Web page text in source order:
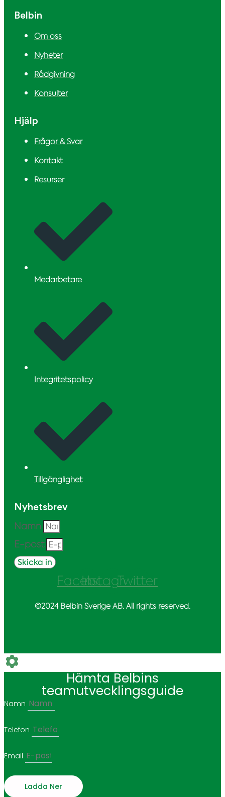
Belbin
Om oss
Nyheter
Rådgivning
Konsulter
Hjälp
Frågor & Svar
Kontakt
Resurser
Medarbetare
Integritetspolicy
Tillgänglighet
Nyhetsbrev
Namn
E-post
Skicka in
Facebook
Instagram
Twitter
©2024 Belbin Sverige AB. All rights reserved.
Hämta Belbins
teamutvecklingsguide
Namn
Telefon
Email
Ladda Ner